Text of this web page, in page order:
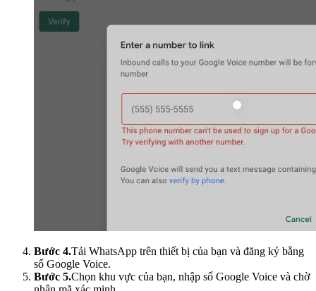
Bước 4.Tải WhatsApp trên thiết bị của bạn và đăng ký bằng
số Google Voice.
Bước 5.Chọn khu vực của bạn, nhập số Google Voice và chờ